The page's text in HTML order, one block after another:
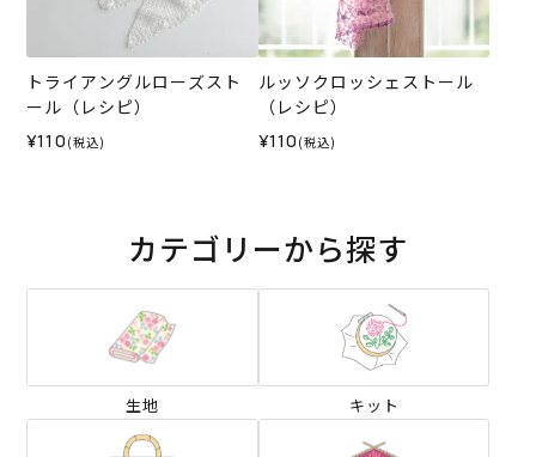
トライアングルローズスト
ール（レシピ）
¥110 (税込)
ルッソクロッシェストール
（レシピ）
¥110 (税込)
カテゴリーから探す
生地 キット